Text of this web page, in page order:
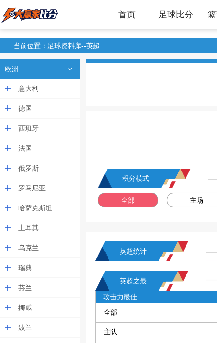
首页 足球比分
当前位置：足球资料库--英超
欧洲
意大利
德国
西班牙
法国
俄罗斯
罗马尼亚
哈萨克斯坦
土耳其
乌克兰
瑞典
芬兰
挪威
波兰
积分模式
全部 主场
英超统计
英超之最
攻击力最佳
全部
主队